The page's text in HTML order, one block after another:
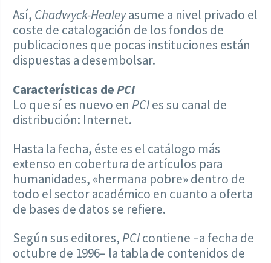
Así, Chadwyck-Healeyasume a nivel privado el
coste de catalogación de los fondos de
publicaciones que pocas instituciones están
dispuestas a desembolsar.
Características dePCI
Lo que sí es nuevo en PCIes su canal de
distribución: Internet.
Hasta la fecha, éste es el catálogo más
extenso en cobertura de artículos para
humanidades, «hermana pobre» dentro de
todo el sector académico en cuanto a oferta
de bases de datos se refiere.
Según sus editores,PCIcontiene –a fecha de
octubre de 1996– la tabla de contenidos de